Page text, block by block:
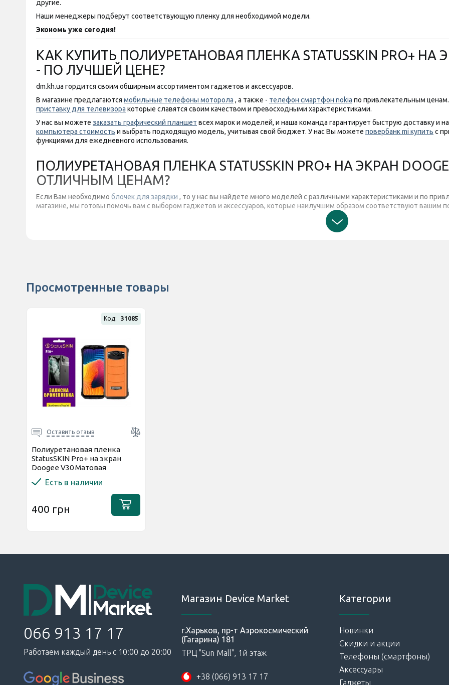
другие.
Наши менеджеры подберут соответствующую пленку для необходимой модели.
Экономь уже сегодня!
КАК КУПИТЬ ПОЛИУРЕТАНОВАЯ ПЛЕНКА STATUSSKIN PRO+ НА
- ПО ЛУЧШЕЙ ЦЕНЕ?
dm.kh.ua гордится своим обширным ассортиментом гаджетов и аксессуаров.
В магазине предлагаются мобильные телефоны моторола , а также - телефон смартфон nokia по привлекательным
приставку для телевизора которые славятся своим качеством и превосходными характеристиками.
У нас вы можете заказать графический планшет всех марок и моделей, и наша команда гарантирует быструю доставку и
компьютера стоимость и выбрать подходящую модель, учитывая свой бюджет. У нас Вы можете повербанк mi купить с
функциями для ежедневного использования.
ПОЛИУРЕТАНОВАЯ ПЛЕНКА STATUSSKIN PRO+ НА ЭКРАН
ОТЛИЧНЫМ ЦЕНАМ?
Если Вам необходимо блочек для зарядки , то у нас вы найдете много моделей с различными характеристиками и по
магазине, мы готовы помочь вам с выбором гаджетов и аксессуаров, которые наилучшим образом соответствуют вашим
Просмотренные товары
Код: 31085
Оставить отзыв
Полиуретановая пленка
StatusSKIN Pro+ на экран
Doogee V30 Матовая
Есть в наличии
400 грн
066 913 17 17
Работаем каждый день с 10:00 до 20:00
Магазин Device Market
г.Харьков, пр-т Аэрокосмический
(Гагарина) 181
ТРЦ "Sun Mall", 1й этаж
+38 (066) 913 17 17
Категории
Новинки
Скидки и акции
Телефоны (смартфоны)
Аксессуары
Гаджеты